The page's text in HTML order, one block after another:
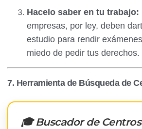
Hacelo saber en tu trabajo:
empresas, por ley, deben
estudio para rendir
miedo de pedir tus derechos.
7. Herramienta de Búsqueda de
🎓 Buscador de